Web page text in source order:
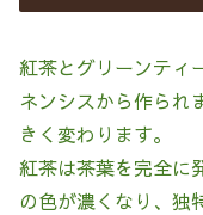
紅茶とグリーンティ
ネンシスから作られ
きく変わります。
紅茶は茶葉を完全に
の色が濃くなり、独